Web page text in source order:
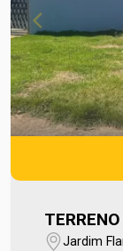
Jardim